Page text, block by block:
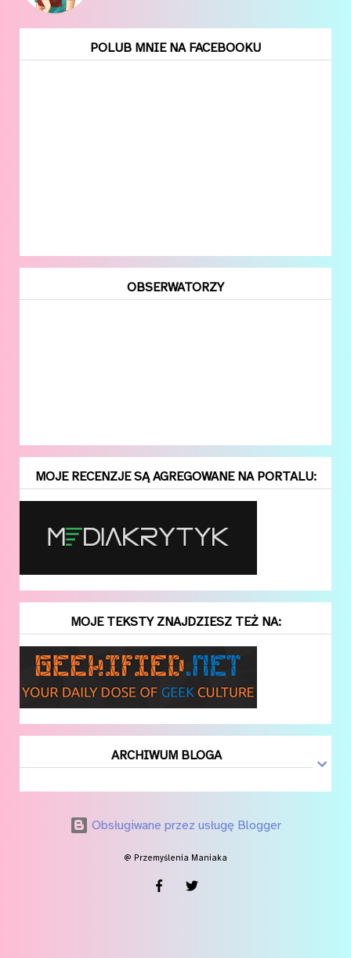
POLUB MNIE NA FACEBOOKU
OBSERWATORZY
MOJE RECENZJE SĄ AGREGOWANE NA PORTALU:
MOJE TEKSTY ZNAJDZIESZ TEŻ NA:
ARCHIWUM BLOGA
Obsługiwane przez usługę Blogger
@ Przemyślenia Maniaka